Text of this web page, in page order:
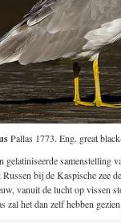
Pallas 1773. Eng. great
gelatiniseerde samenstelling
bij de Kaspische zee
vanuit de lucht op vissen
zal het dan zelf hebben